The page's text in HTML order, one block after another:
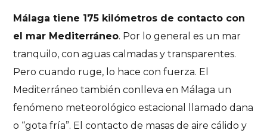
Málaga tiene 175 kilómetros de contacto con
el mar Mediterráneo. Por lo general es un mar
tranquilo, con aguas calmadas y transparentes.
Pero cuando ruge, lo hace con fuerza. El
Mediterráneo también conlleva en Málaga un
fenómeno meteorológico estacional llamado dana
o “gota fría”. El contacto de masas de aire cálido y